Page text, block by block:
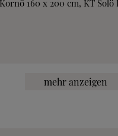
160 x 200 cm, KT Solö
mehr anzeigen